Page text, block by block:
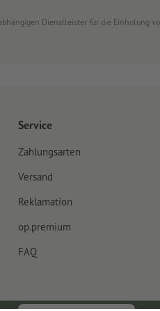
Dienstleister für die Einholung
Service
Zahlungsarten
Versand
Reklamation
op.premium
FAQ